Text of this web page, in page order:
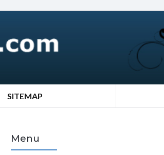
SITEMAP
Menu